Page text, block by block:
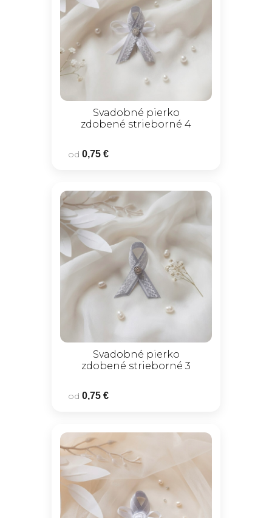
Svadobné pierko
zdobené strieborné 4
od 0,75 €
Svadobné pierko
zdobené strieborné 3
od 0,75 €